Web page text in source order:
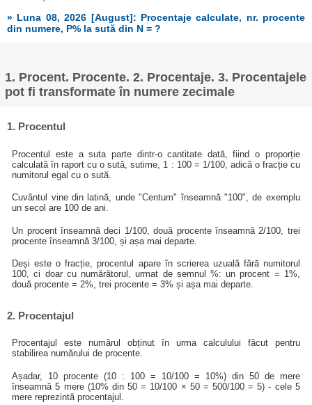
» Luna 08, 2026 [August]: Procentaje calculate, nr. procente
din numere, P% la sută din N = ?
1. Procent. Procente. 2. Procentaje. 3. Procentajele
pot fi transformate în numere zecimale
1. Procentul
Procentul este a suta parte dintr-o cantitate dată, fiind o proporție
calculată în raport cu o sută, sutime, 1 : 100 = 1/100, adică o fracție cu
numitorul egal cu o sută.
Cuvântul vine din latină, unde "Centum" înseamnă "100", de exemplu
un secol are 100 de ani.
Un procent înseamnă deci 1/100, două procente înseamnă 2/100, trei
procente înseamnă 3/100, și așa mai departe.
Deși este o fracție, procentul apare în scrierea uzuală fără numitorul
100, ci doar cu numărătorul, urmat de semnul %: un procent = 1%,
două procente = 2%, trei procente = 3% și așa mai departe.
2. Procentajul
Procentajul este numărul obținut în urma calculului făcut pentru
stabilirea numărului de procente.
Așadar, 10 procente (10 : 100 = 10/100 = 10%) din 50 de mere
înseamnă 5 mere (10% din 50 = 10/100 × 50 = 500/100 = 5) - cele 5
mere reprezintă procentajul.